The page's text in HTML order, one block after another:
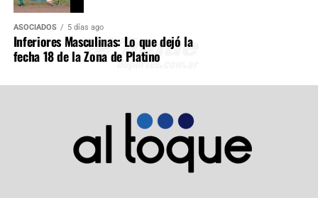
ASOCIADOS 5 días ago
Inferiores Masculinas: Lo que dejó la
fecha 18 de la Zona de Platino